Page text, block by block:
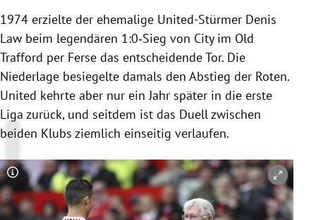
1974 erzielte der ehemalige United-Stürmer Denis
Law beim legendären 1:0‑Sieg von City im Old
Trafford per Ferse das entscheidende Tor. Die
Niederlage besiegelte damals den Abstieg der Roten.
United kehrte aber nur ein Jahr später in die erste
Liga zurück, und seitdem ist das Duell zwischen
beiden Klubs ziemlich einseitig verlaufen.
Copyright-Hinweis öffnen/schließen